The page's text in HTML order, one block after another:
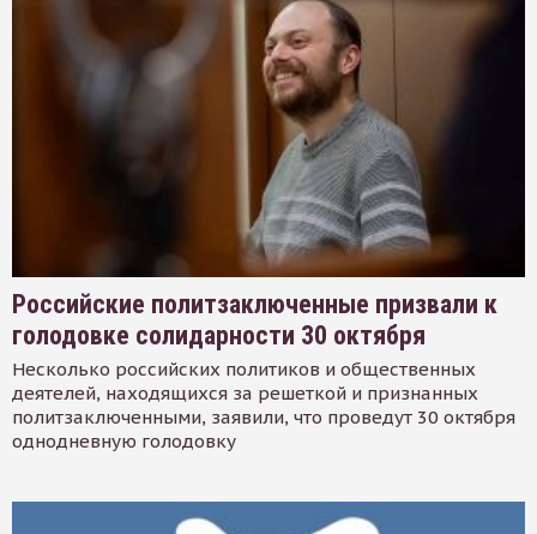
Российские политзаключенные призвали к
голодовке солидарности 30 октября
Несколько российских политиков и общественных
деятелей, находящихся за решеткой и признанных
политзаключенными, заявили, что проведут 30 октября
однодневную голодовку